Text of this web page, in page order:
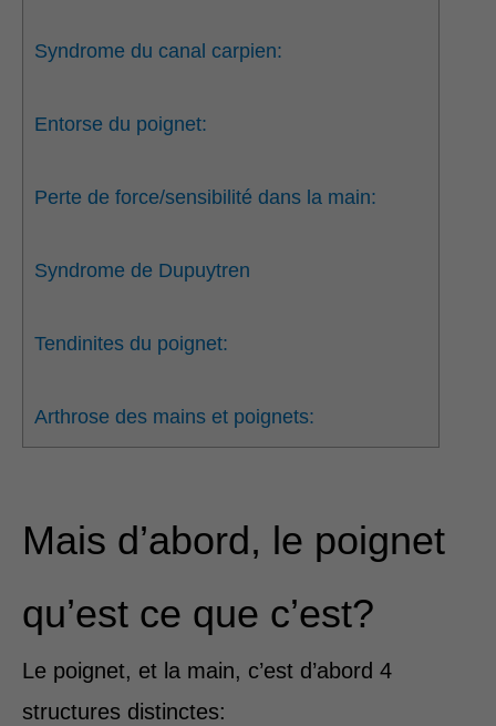
Syndrome du canal carpien:
Entorse du poignet:
Perte de force/sensibilité dans la main:
Syndrome de Dupuytren
Tendinites du poignet:
Arthrose des mains et poignets:
Mais d’abord, le poignet
qu’est ce que c’est?
Le poignet, et la main, c’est d’abord 4
structures distinctes: